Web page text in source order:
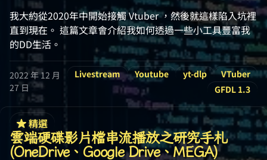
我大約從2020年中開始接觸 Vtuber ，然後就這樣陷入坑裡
直到現在。 這篇文章會介紹我如何透過一些小工具豐富我
的DD生活。
2022 年 12 月
27 日
Livestream Youtube yt-dlp
VTuber
GFDL 1.3
精選
雲端硬碟影片檔串流播放之研究手札
(OneDrive、Google Drive、MEGA)